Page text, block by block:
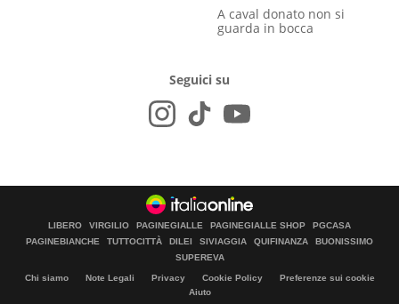
A caval donato non si
guarda in bocca
Seguici su
LIBERO VIRGILIO PAGINEGIALLE PAGINEGIALLE SHOP
PGCASA
PAGINEBIANCHE
TUTTOCITTÀ DILEI SIVIAGGIA QUIFINANZA
BUONISSIMO
SUPEREVA
Chi siamo Note Legali Privacy Cookie Policy
Preferenze sui cookie
Aiuto